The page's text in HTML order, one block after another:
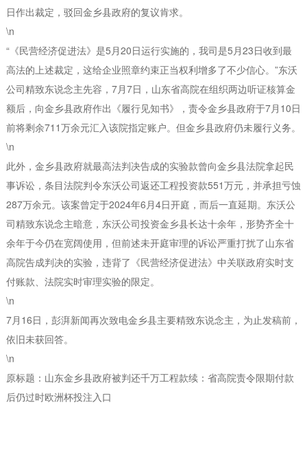
日作出裁定，驳回金乡县政府的复议肯求。
\n
“《民营经济促进法》是5月20日运行实施的，我司是5月23日收到最
高法的上述裁定，这给企业照章约束正当权利增多了不少信心。”东沃
公司精致东说念主先容，7月7日，山东省高院在组织两边听证核算金
额后，向金乡县政府作出《履行见知书》，责令金乡县政府于7月10日
前将剩余711万余元汇入该院指定账户。但金乡县政府仍未履行义务。
\n
此外，金乡县政府就最高法判决告成的实验款曾向金乡县法院拿起民
事诉讼，条目法院判令东沃公司返还工程投资款551万元，并承担亏蚀
287万余元。该案曾定于2024年6月4日开庭，而后一直延期。东沃公
司精致东说念主暗意，东沃公司投资金乡县长达十余年，形势齐全十
余年于今仍在宽阔使用，但前述未开庭审理的诉讼严重打扰了山东省
高院告成判决的实验，违背了《民营经济促进法》中关联政府实时支
付账款、法院实时审理实验的限定。
\n
7月16日，彭湃新闻再次致电金乡县主要精致东说念主，为止发稿前，
依旧未获回答。
\n
原标题：山东金乡县政府被判还千万工程款续：省高院责令限期付款
后仍过时欧洲杯投注入口